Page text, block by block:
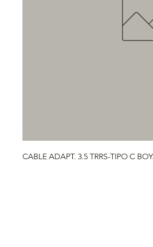
CABLE ADAPT. 3.5 TRRS-TIPO C